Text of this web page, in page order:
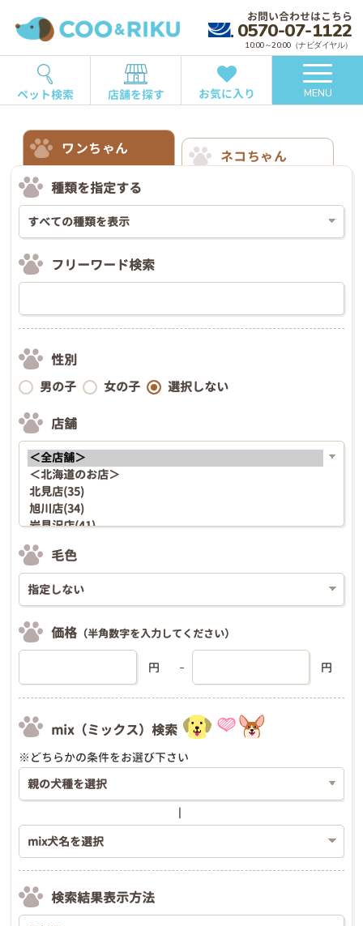
お問い合わせはこちら
0570-07-1122
10:00～20:00（ナビダイヤル）
ペット検索 店舗を探す お気に入り MENU
ワンちゃん
ネコちゃん
種類を指定する
フリーワード検索
性別
男の子 女の子 選択しない
店舗
毛色
価格 （半角数字を入力してください）
円 円
mix（ミックス）検索
※どちらかの条件をお選び下さい
検索結果表示方法